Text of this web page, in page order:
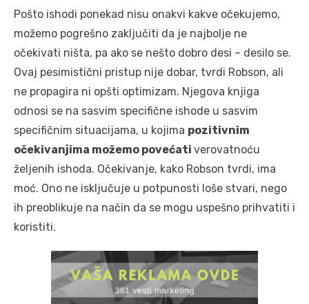
Pošto ishodi ponekad nisu onakvi kakve očekujemo,
možemo pogrešno zaključiti da je najbolje ne
očekivati ništa, pa ako se nešto dobro desi – desilo se.
Ovaj pesimistični pristup nije dobar, tvrdi Robson, ali
ne propagira ni opšti optimizam. Njegova knjiga
odnosi se na sasvim specifične ishode u sasvim
specifičnim situacijama, u kojima pozitivnim
očekivanjima možemo povećati verovatnoću
željenih ishoda. Očekivanje, kako Robson tvrdi, ima
moć. Ono ne isključuje u potpunosti loše stvari, nego
ih preoblikuje na način da se mogu uspešno prihvatiti i
koristiti.